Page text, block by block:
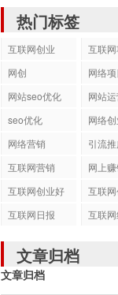
热门标签
互联网创业 互联网
网创
网络项
网站seo优化
网站
seo优化
网络
网络营销 引流
互联网营销 网上
互联网创业好
互联
互联网日报
互联
文章归档
文章归档